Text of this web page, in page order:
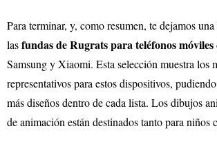
Para terminar, y, como resumen, te dejamos
lasfundas de Rugrats para teléfonos móviles
Samsung y Xiaomi. Esta selección muestra los
representativos para estos dispositivos,
más diseños dentro de cada lista. Los dibujos
de animación están destinados tanto para niños